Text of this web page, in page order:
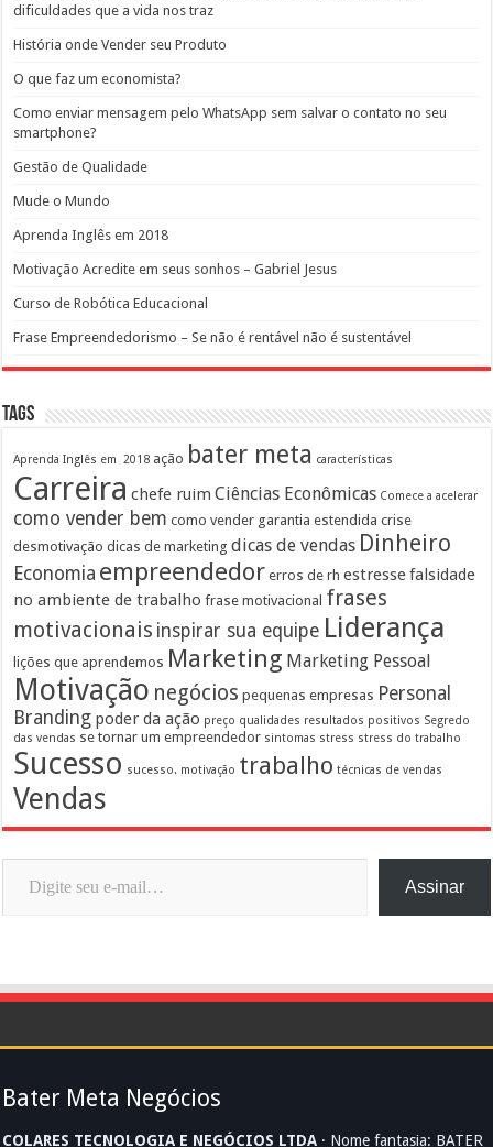
dificuldades que a vida nos traz
História onde Vender seu Produto
O que faz um economista?
Como enviar mensagem pelo WhatsApp sem salvar o contato no seu
smartphone?
Gestão de Qualidade
Mude o Mundo
Aprenda Inglês em 2018
Motivação Acredite em seus sonhos – Gabriel Jesus
Curso de Robótica Educacional
Frase Empreendedorismo – Se não é rentável não é sustentável
Tags
Aprenda Inglês em 2018 ação bater meta características
Carreira chefe ruim Ciências Econômicas Comece a acelerar
como vender bem como vender garantia estendida crise
desmotivação dicas de marketing dicas de vendas Dinheiro
Economia empreendedor erros de rh estressefalsidade
no ambiente de trabalho frase motivacional frases
motivacionais inspirar sua equipe Liderança
lições que aprendemos Marketing Marketing Pessoal
Motivação negócios pequenas empresas Personal
Branding poder da ação preço qualidades resultados positivos Segredo
das vendas se tornar um empreendedor sintomas stress stress do trabalho
Sucesso sucesso. motivação trabalho técnicas de vendas
Vendas
Digite seu e-mail…
Assinar
Bater Meta Negócios
COLARES TECNOLOGIA E NEGÓCIOS LTDA · Nome fantasia: BATER